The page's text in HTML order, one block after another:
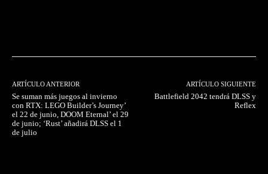
ARTÍCULO ANTERIOR
Se suman más juegos al invierno
con RTX: LEGO Builder’s Journey’
el 22 de junio, DOOM Eternal’ el 29
de junio; ‘Rust’ añadirá DLSS el 1
de julio
ARTÍCULO SIGUIENTE
Battlefield 2042 tendrá DLSS y
Reflex